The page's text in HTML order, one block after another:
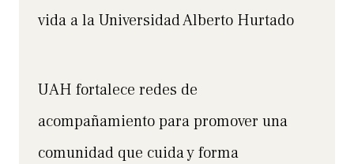
vida a la Universidad Alberto Hurtado
UAH fortalece redes de
acompañamiento para promover una
comunidad que cuida y forma